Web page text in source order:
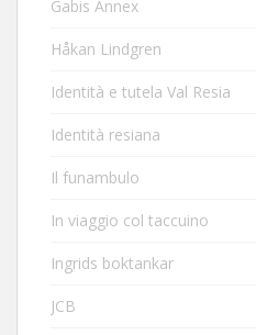
Gabis Annex
Håkan Lindgren
Identità e tutela Val Resia
Identità resiana
Il funambulo
In viaggio col taccuino
Ingrids boktankar
JCB